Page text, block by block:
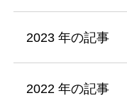
2023 年の記事
2022 年の記事